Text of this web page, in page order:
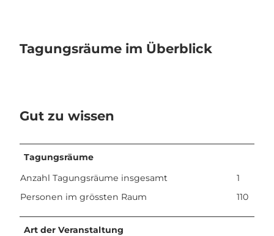
Tagungsräume im Überblick
Gut zu wissen
Tagungsräume
Anzahl Tagungsräume insgesamt
1
Personen im grössten Raum
110
Art der Veranstaltung